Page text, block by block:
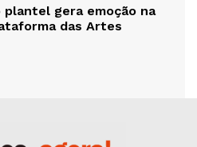
gera emoção na
das Artes